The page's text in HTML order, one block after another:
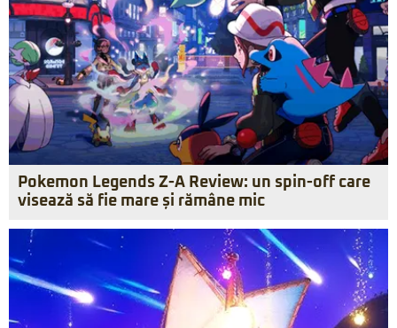
Pokemon Legends Z-A Review: un spin-off care
visează să fie mare și rămâne mic